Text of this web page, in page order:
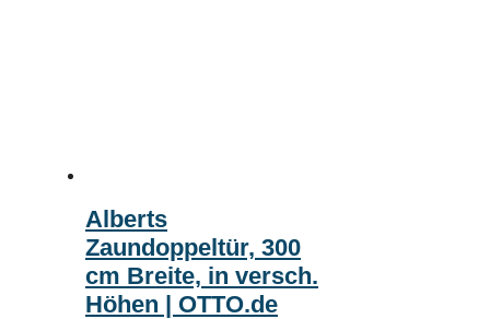
Alberts
Zaundoppeltür, 300
cm Breite, in versch.
Höhen | OTTO.de